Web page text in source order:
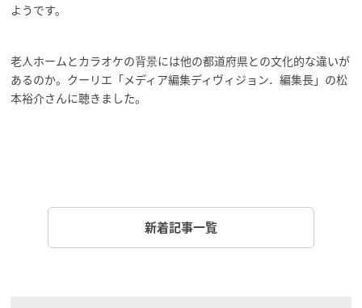
ようです。
老人ホームとカラオケの背景には他の都道府県との文化的な違いが
あるのか。クーリエ「メディア編集ディヴィジョン．編集長」の松
本裕介さんに聴きました。
新着記事一覧